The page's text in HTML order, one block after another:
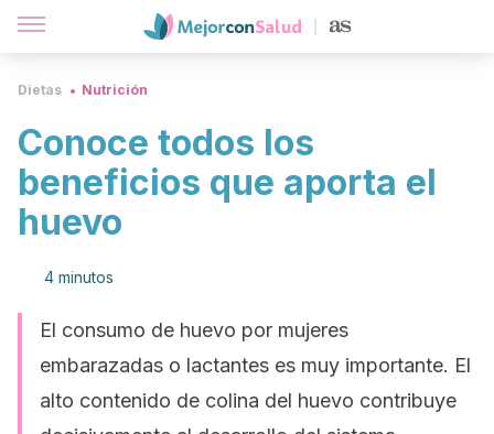
Dietas Nutrición
Conoce todos los
beneficios que aporta el
huevo
4 minutos
El consumo de huevo por mujeres
embarazadas o lactantes es muy importante. El
alto contenido de colina del huevo contribuye